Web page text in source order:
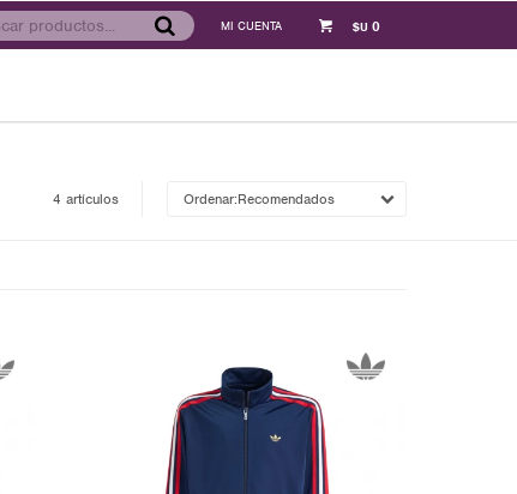
$U 0
4 artículos Recomendados